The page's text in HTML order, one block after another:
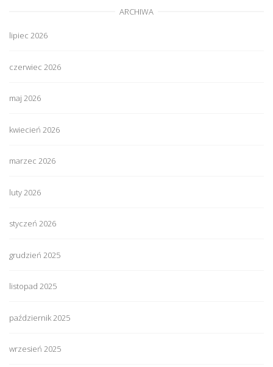
ARCHIWA
lipiec 2026
czerwiec 2026
maj 2026
kwiecień 2026
marzec 2026
luty 2026
styczeń 2026
grudzień 2025
listopad 2025
październik 2025
wrzesień 2025